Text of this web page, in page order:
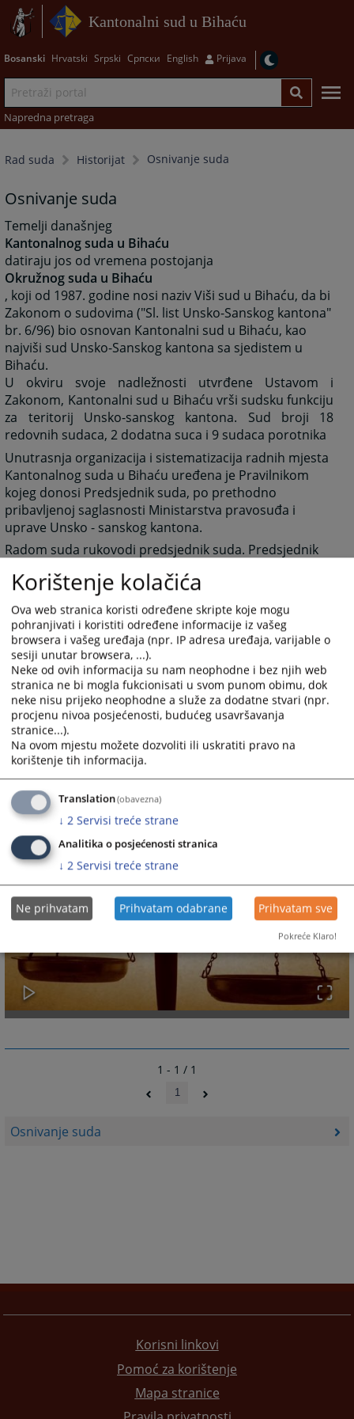
Kantonalni sud u Bihaću
Bosanski Hrvatski Srpski Српски English Prijava
Napredna pretraga
Rad suda Historijat Osnivanje suda
Osnivanje suda
Osnivanje suda
Temelji današnjeg
Kantonalnog suda u Bihaću
datiraju jos od vremena postojanja
Okružnog suda u Bihaću
, koji od 1987. godine nosi naziv Viši sud u Bihaću, da bi
Zakonom o sudovima ("Sl. list Unsko-Sanskog kantona"
br. 6/96) bio osnovan Kantonalni sud u Bihaću, kao
najviši sud Unsko-Sanskog kantona sa sjedistem u
Bihaću.
U okviru svoje nadležnosti utvrđene Ustavom i
Zakonom, Kantonalni sud u Bihaću vrši sudsku funkciju
za teritorij Unsko-sanskog kantona. Sud broji 18
redovnih sudaca, 2 dodatna suca i 9 sudaca porotnika
Unutrasnja organizacija i sistematizacija radnih mjesta
Kantonalnog suda u Bihaću uređena je Pravilnikom
kojeg donosi Predsjednik suda, po prethodno
pribavljenoj saglasnosti Ministarstva pravosuđa i
uprave Unsko - sanskog kantona.
Radom suda rukovodi predsjednik suda. Predsjednik
o sudovima, propisima kojima se uređuje unutrašnje
poslovanje suda, pravilnikom i drugim općim aktima.
U slučaju spriječenosti ili odsutnosti predsjednika
suda, zamjenjuje ga sudija određen godišnjim
rasporedom poslova za tekuću godinu.
2637PREGLEDA
1 - 1 / 1
1
Korisni linkovi
Pomoć za korištenje
Mapa stranice
Korištenje kolačića
Ova web stranica koristi određene skripte koje mogu
pohranjivati i koristiti određene informacije iz vašeg
browsera i vašeg uređaja (npr. IP adresa uređaja, varijable o
sesiji unutar browsera, ...).
Neke od ovih informacija su nam neophodne i bez njih web
stranica ne bi mogla fukcionisati u svom punom obimu, dok
neke nisu prijeko neophodne a služe za dodatne stvari (npr.
procjenu nivoa posjećenosti, budućeg usavršavanja
stranice...).
Na ovom mjestu možete dozvoliti ili uskratiti pravo na
korištenje tih informacija.
Translation(obavezna)
↓ 2 Servisi treće strane
Analitika o posjećenosti stranica
↓ 2 Servisi treće strane
Ne prihvatam Prihvatam odabrane Prihvatam sve
Pokreće Klaro!